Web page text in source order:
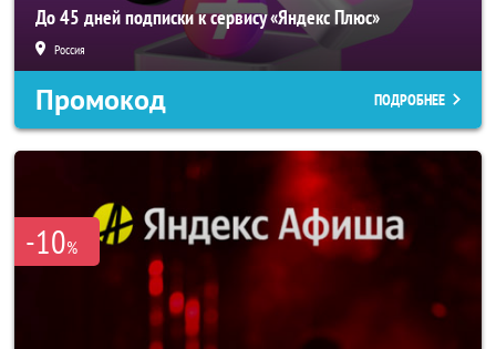
До 45 дней подписки к сервису «Яндекс Плюс»
Россия
Промокод ПОДРОБНЕЕ
-10%